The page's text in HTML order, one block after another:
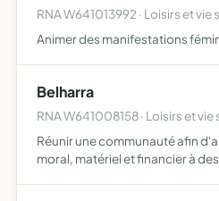
RNA W641013992 · Loisirs et
Animer des manifestations
Belharra
RNA W641008158 · Loisirs et
Réunir une communauté afin
moral, matériel et financier à